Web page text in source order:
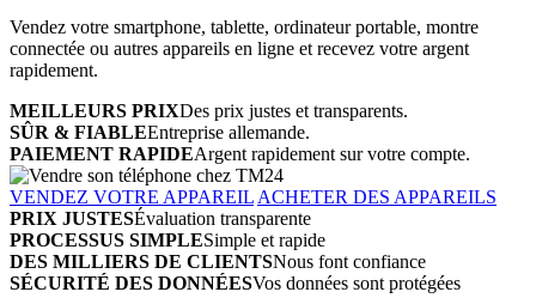
Vendez votre smartphone, tablette, ordinateur portable, montre
connectée ou autres appareils en ligne et recevez votre argent
rapidement.
MEILLEURS PRIXDes prix justes et transparents.
SÛR & FIABLEEntreprise allemande.
PAIEMENT RAPIDEArgent rapidement sur votre compte.
VENDEZ VOTRE APPAREIL ACHETER DES APPAREILS
PRIX JUSTESÉvaluation transparente
PROCESSUS SIMPLESimple et rapide
DES MILLIERS DE CLIENTSNous font confiance
SÉCURITÉ DES DONNÉESVos données sont protégées